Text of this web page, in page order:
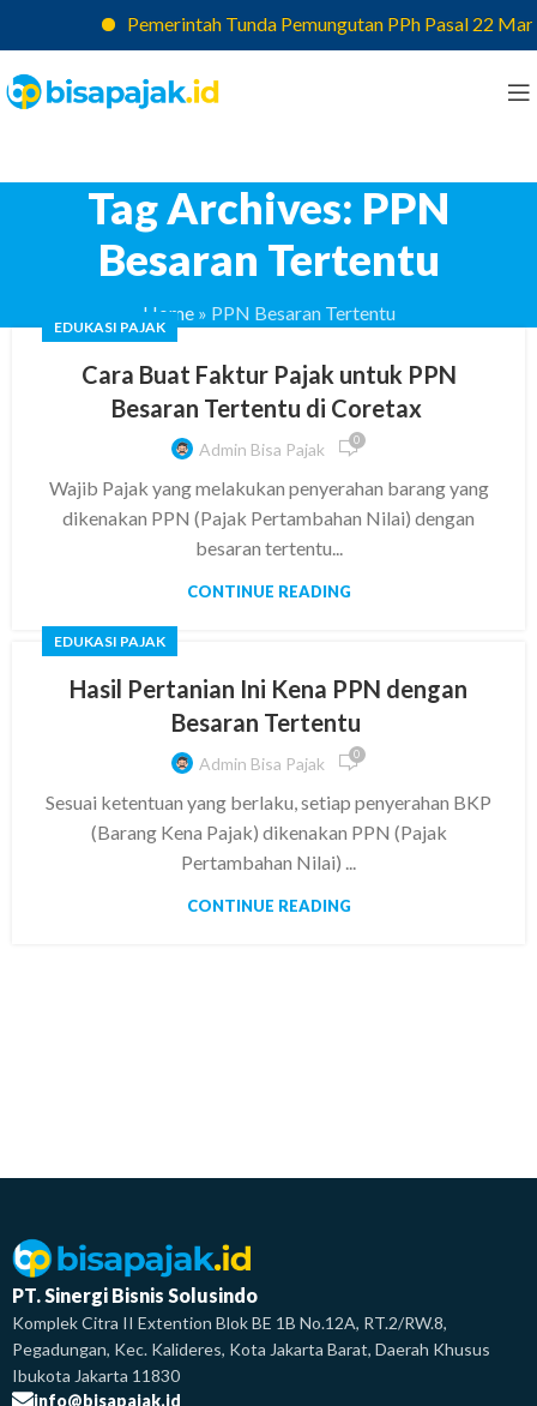
Pemerintah Tunda Pemungutan PPh Pasal 22
Tag Archives: PPN
Besaran Tertentu
Home» PPN Besaran Tertentu
EDUKASI PAJAK
Cara Buat Faktur Pajak untuk PPN
Besaran Tertentu di Coretax
Admin Bisa Pajak 0
Wajib Pajak yang melakukan penyerahan barang yang
dikenakan PPN (Pajak Pertambahan Nilai) dengan
besaran tertentu...
CONTINUE READING
EDUKASI PAJAK
Hasil Pertanian Ini Kena PPN dengan
Besaran Tertentu
Admin Bisa Pajak 0
Sesuai ketentuan yang berlaku, setiap penyerahan BKP
(Barang Kena Pajak) dikenakan PPN (Pajak
Pertambahan Nilai) ...
CONTINUE READING
PT. Sinergi Bisnis Solusindo
Komplek Citra II Extention Blok BE 1B No.12A, RT.2/RW.8,
Pegadungan, Kec. Kalideres, Kota Jakarta Barat, Daerah Khusus
Ibukota Jakarta 11830
info@bisapajak.id